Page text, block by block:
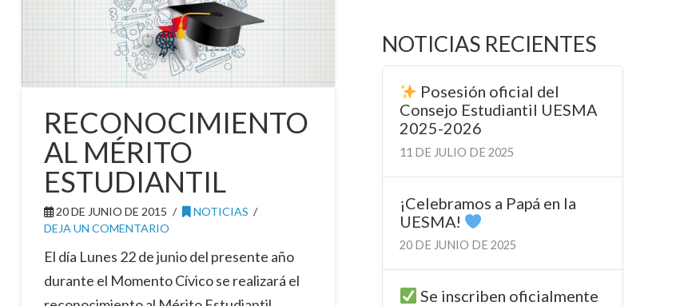
RECONOCIMIENTO
AL MÉRITO
ESTUDIANTIL
20 DE JUNIO DE 2015
NOTICIAS
DEJA UN COMENTARIO
El día Lunes 22 de junio del presente año
durante el Momento Cívico se realizará el
NOTICIAS RECIENTES
Posesión oficial del
Consejo Estudiantil UESMA
2025-2026
11 DE JULIO DE 2025
¡Celebramos a Papá en la
UESMA!
20 DE JUNIO DE 2025
Se inscriben oficialmente